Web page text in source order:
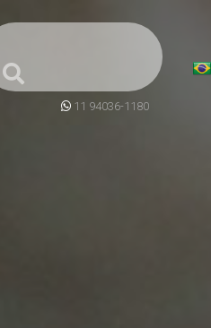
11 94036-1180